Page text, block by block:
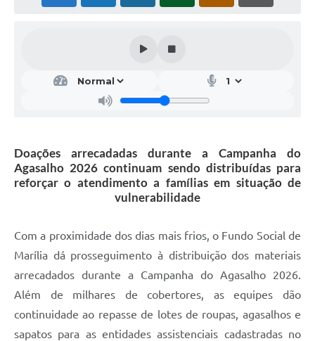
Doações arrecadadas durante a Campanha do
Agasalho 2026 continuam sendo distribuídas para
reforçar o atendimento a famílias em situação de
vulnerabilidade
Com a proximidade dos dias mais frios, o Fundo Social de
Marília dá prosseguimento à distribuição dos materiais
arrecadados durante a Campanha do Agasalho 2026.
Além de milhares de cobertores, as equipes dão
continuidade ao repasse de lotes de roupas, agasalhos e
sapatos para as entidades assistenciais cadastradas no